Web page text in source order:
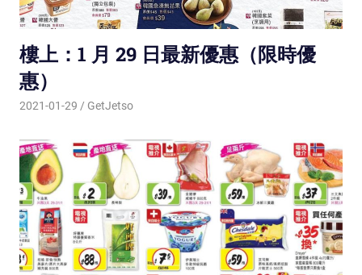
樓上：1 月 29 日最新優惠（限時優
惠）
2021-01-29 GetJetso